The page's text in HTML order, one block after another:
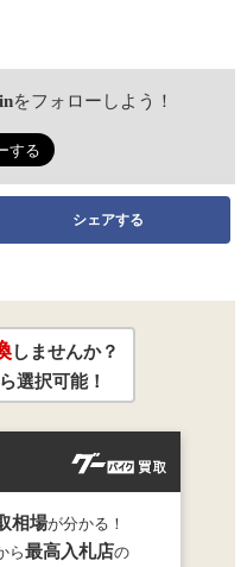
をフォローしよう！
シェアする
しませんか？
選択可能！
相場が分かる！
ら最高入札店の